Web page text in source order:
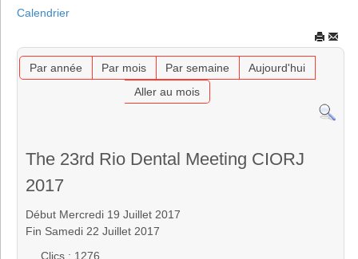
Calendrier
Par année Par mois Par semaine
Aujourd'hui
Aller au mois
The 23rd Rio Dental Meeting CIORJ
2017
Début Mercredi 19 Juillet 2017
Fin Samedi 22 Juillet 2017
Clics : 1276